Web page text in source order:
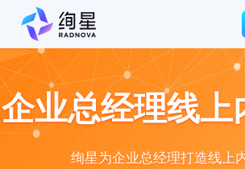
企业总经理线
绚星为企业总经理打造线上